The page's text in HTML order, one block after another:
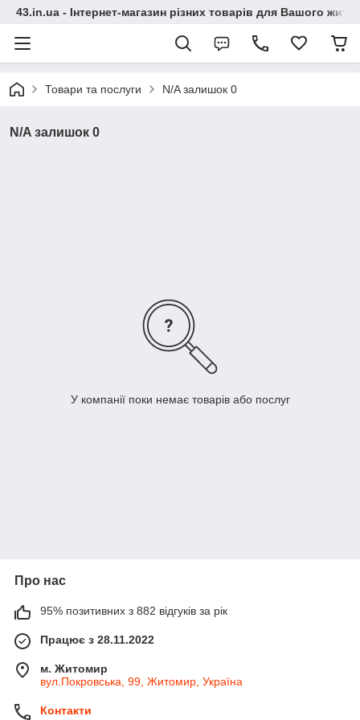
43.in.ua - Інтернет-магазин різних товарів для Вашого
Товари та послуги N/A залишок 0
N/A залишок 0
У компанії поки немає товарів або послуг
Про нас
95% позитивних з 882 відгуків за рік
Працює з 28.11.2022
м. Житомир
вул.Покровська, 99, Житомир, Україна
Контакти